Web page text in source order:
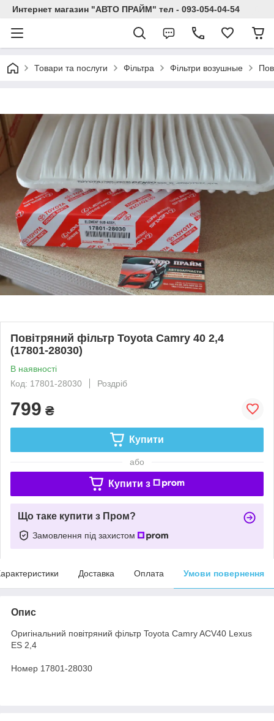
Интернет магазин "АВТО ПРАЙМ" тел - 093-054-04-54
Товари та послуги Фільтра Фільтри возушные
Повітряний фільтр Toyota Camry 40 2,4
(17801-28030)
В наявності
Код: 17801-28030
Роздріб
799 ₴
Купити
або
Купити з
Що таке купити з Пром?
Замовлення під захистом
Доставка Оплата Умови повернення
Опис
Оригінальний повітряний фільтр Toyota Camry ACV40 Lexus
ES 2,4
Номер 17801-28030